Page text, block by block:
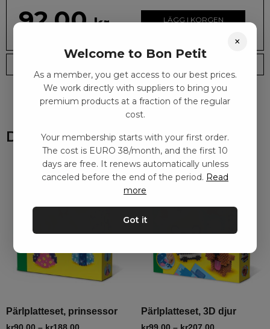
92.00 kr LÄGG I KORGEN
Du kanske också gillar
Pärlplatteset, prinsessor Pärlplatteset, 3D djur
×
Welcome to Bon Petit
As a member, you get access to our best prices.
We work directly with suppliers to bring you
premium products at a fraction of the regular
cost.
Your membership starts with your first order.
The cost is EURO 38/month, and the first 10
days are free. It renews automatically unless
canceled before the end of the period. Read
more
Got it